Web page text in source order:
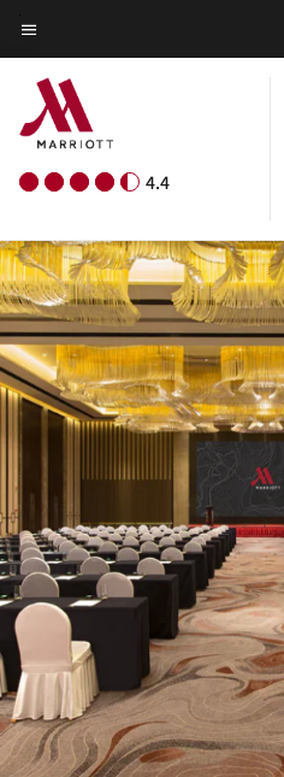
Skip
to
main
content
菜单文本
4.4